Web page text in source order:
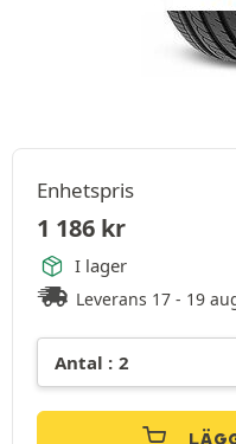
Enhetspris
1 186 kr
I lager
Leverans 17 - 19